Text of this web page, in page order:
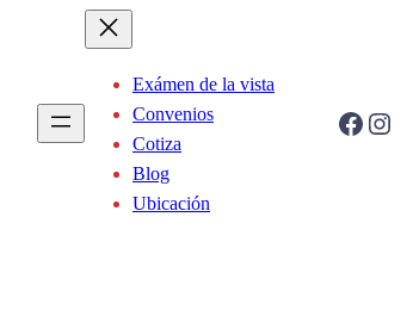
Exámen de la vista
Convenios
Cotiza
Blog
Ubicación
Facebook Instagram